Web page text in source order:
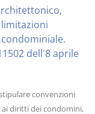
dell'8 aprile
convenzioni
diritti dei condomini,